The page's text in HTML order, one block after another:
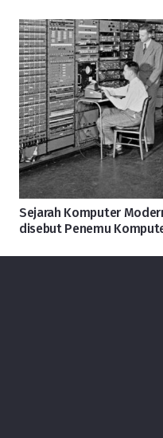
Sejarah Komputer
disebut Penemu